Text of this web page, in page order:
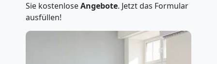
Sie kostenloseAngebote. Jetzt das Formular
ausfüllen!